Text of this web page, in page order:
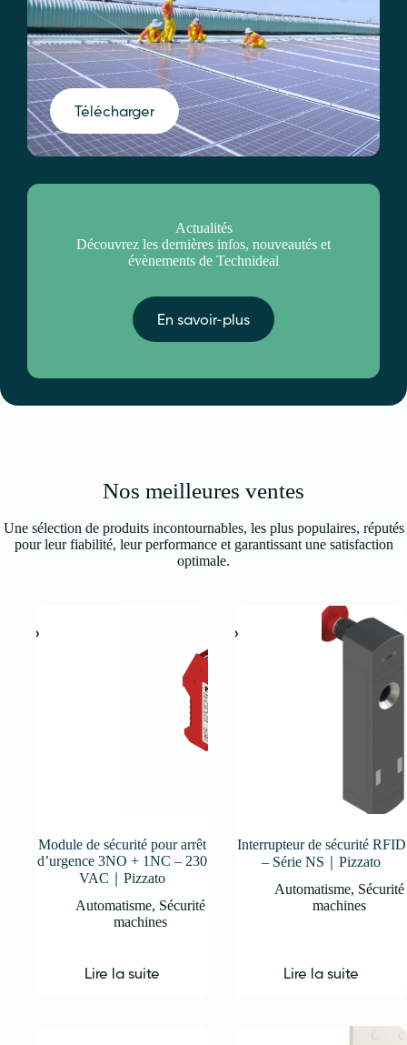
Télécharger
Actualités
Découvrez les dernières infos, nouveautés et
évènements de Technideal
En savoir-plus
Nos meilleures ventes
Une sélection de produits incontournables, les plus populaires, réputés
pour leur fiabilité, leur performance et garantissant une satisfaction
optimale.
Module de sécurité pour arrêt
d’urgence 3NO + 1NC – 230
VAC｜Pizzato
Automatisme, Sécurité
machines
Lire la suite
Interrupteur de sécurité RFID
– Série NS｜Pizzato
Automatisme, Sécurité
machines
Lire la suite